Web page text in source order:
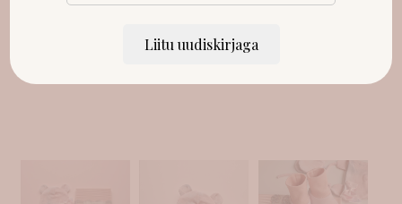
Liitu uudiskirjaga